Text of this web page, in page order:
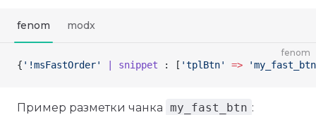
fenom modx
fenom
{ '!msFastOrder' | snippet : [ 'tplBtn' =>
Пример разметки чанка my_fast_btn :